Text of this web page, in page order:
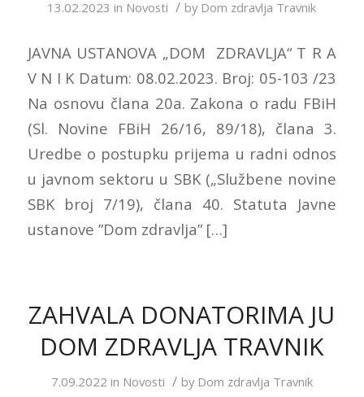
13.02.2023 in Novosti / by Dom zdravlja Travnik
JAVNA USTANOVA „DOM ZDRAVLJA“ T R A
V N I K Datum: 08.02.2023. Broj: 05-103 /23
Na osnovu člana 20a. Zakona o radu FBiH
(Sl. Novine FBiH 26/16, 89/18), člana 3.
Uredbe o postupku prijema u radni odnos
u javnom sektoru u SBK („Službene novine
SBK broj 7/19), člana 40. Statuta Javne
ustanove ”Dom zdravlja” […]
ZAHVALA DONATORIMA JU
DOM ZDRAVLJA TRAVNIK
7.09.2022 in Novosti / by Dom zdravlja Travnik